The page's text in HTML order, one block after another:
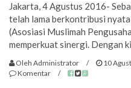
Jakarta, 4 Agustus 2016-
telah lama berkontribusi
(Asosiasi Muslimah
memperkuat sinergi. Dengan
Oleh Administrator / 10
Komentar
/